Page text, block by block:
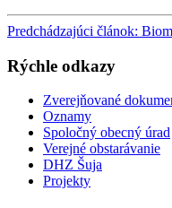
Predchádzajúci článok:
Rýchle odkazy
Zverejňované
Oznamy
Spoločný obecný úrad
Verejné obstarávanie
DHZ Šuja
Projekty